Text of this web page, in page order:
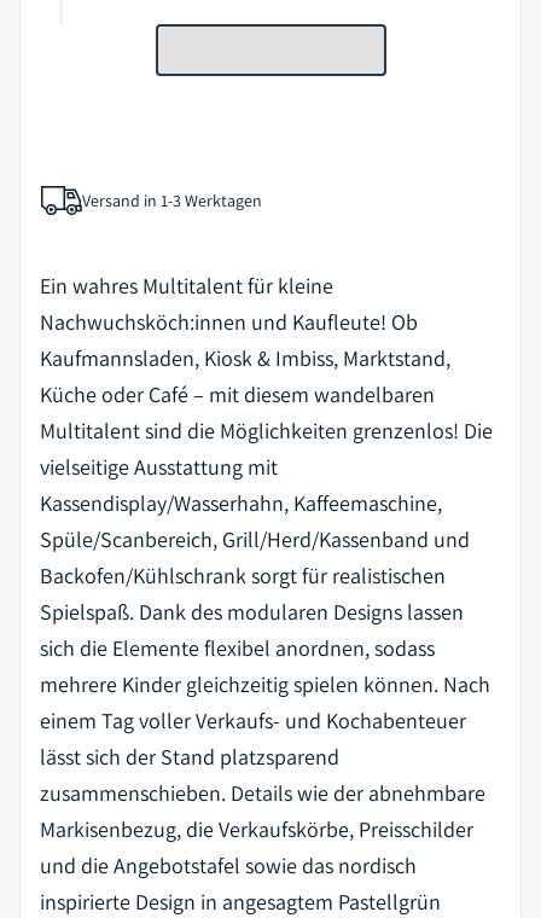
Versand in 1-3 Werktagen
Ein wahres Multitalent für kleine
Nachwuchsköch:innen und Kaufleute! Ob
Kaufmannsladen, Kiosk & Imbiss, Marktstand,
Küche oder Café – mit diesem wandelbaren
Multitalent sind die Möglichkeiten grenzenlos! Die
vielseitige Ausstattung mit
Kassendisplay/Wasserhahn, Kaffeemaschine,
Spüle/Scanbereich, Grill/Herd/Kassenband und
Backofen/Kühlschrank sorgt für realistischen
Spielspaß. Dank des modularen Designs lassen
sich die Elemente flexibel anordnen, sodass
mehrere Kinder gleichzeitig spielen können. Nach
einem Tag voller Verkaufs- und Kochabenteuer
lässt sich der Stand platzsparend
zusammenschieben. Details wie der abnehmbare
Markisenbezug, die Verkaufskörbe, Preisschilder
und die Angebotstafel sowie das nordisch
inspirierte Design in angesagtem Pastellgrün